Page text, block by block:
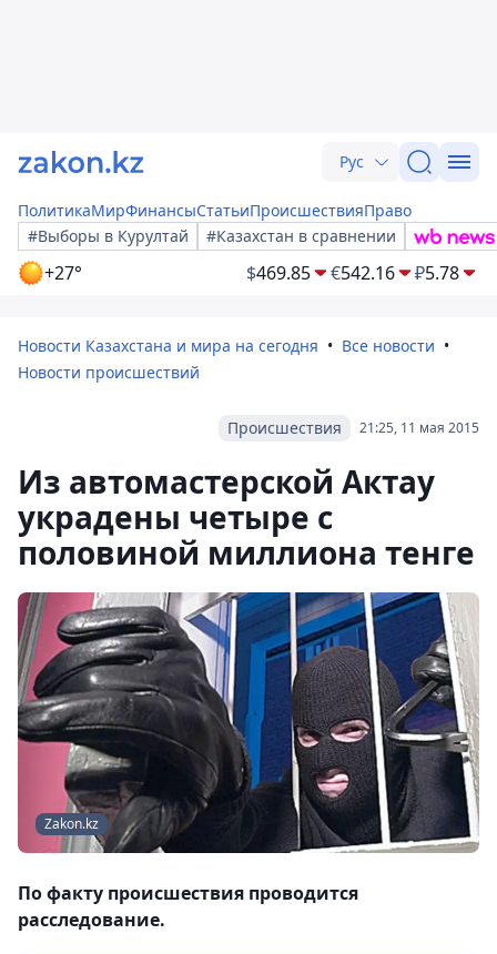
Рус
ПолитикаМирФинансыСтатьиПроисшествияПраво
#Выборы в Курултай
#Казахстан в сравнении
+27° $469.85 €542.16 ₽5.78
Новости Казахстана и мира на сегодня
Все новости
Новости происшествий
21:25, 11 мая 2015
Происшествия
Из автомастерской Актау
украдены четыре с
половиной миллиона тенге
Zakon.kz
По факту происшествия проводится
расследование.